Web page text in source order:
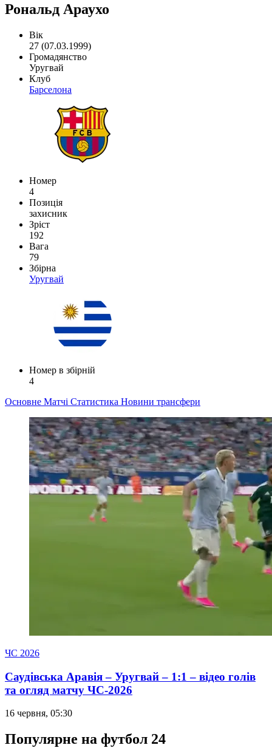
Рональд Араухо
Вік
27 (07.03.1999)
Громадянство
Уругвай
Клуб
Барселона
Номер
4
Позиція
захисник
Зріст
192
Вага
79
Збірна
Уругвай
Номер в збірній
4
Основне Матчі Статистика Новини трансфери
ЧС 2026
Саудівська Аравія – Уругвай – 1:1 – відео голів
та огляд матчу ЧС-2026
16 червня, 05:30
Популярне на футбол 24